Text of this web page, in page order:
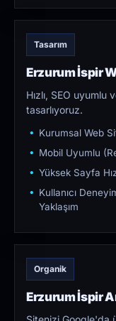
Tasarım
Erzurum İspir
Hızlı, SEO
tasarlıyoruz.
Kurumsal Web
Mobil Uyumlu
Yüksek Sayfa
Kullanıcı
Yaklaşım
Organik
Erzurum İspir